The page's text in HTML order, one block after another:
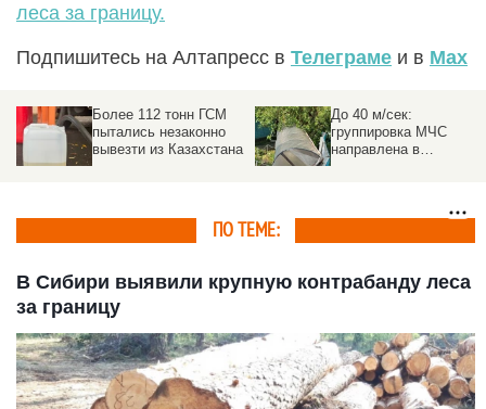
леса за границу.
Подпишитесь на Алтапресс в Телеграме и в Max
Более 112 тонн ГСМ
пытались незаконно
вывезти из Казахстана
До 40 м/сек:
группировка МЧС
направлена в
ПО ТЕМЕ:
В Сибири выявили крупную контрабанду леса
за границу